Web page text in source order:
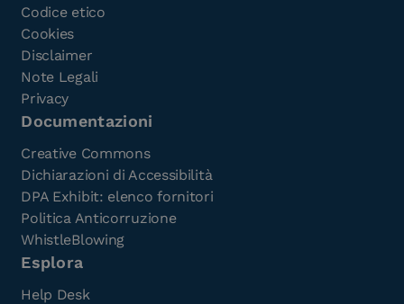
Codice etico
Cookies
Disclaimer
Note Legali
Privacy
Documentazioni
Creative Commons
Dichiarazioni di Accessibilità
DPA Exhibit: elenco fornitori
Politica Anticorruzione
WhistleBlowing
Esplora
Help Desk